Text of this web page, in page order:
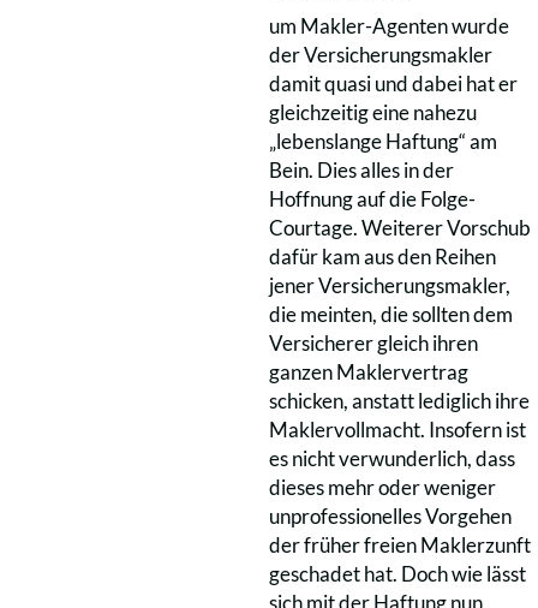
um Makler-Agenten wurde
der Versicherungsmakler
damit quasi und dabei hat er
gleichzeitig eine nahezu
„lebenslange Haftung“ am
Bein. Dies alles in der
Hoffnung auf die Folge-
Courtage. Weiterer Vorschub
dafür kam aus den Reihen
jener Versicherungsmakler,
die meinten, die sollten dem
Versicherer gleich ihren
ganzen Maklervertrag
schicken, anstatt lediglich ihre
Maklervollmacht. Insofern ist
es nicht verwunderlich, dass
dieses mehr oder weniger
unprofessionelles Vorgehen
der früher freien Maklerzunft
geschadet hat. Doch wie lässt
sich mit der Haftung nun